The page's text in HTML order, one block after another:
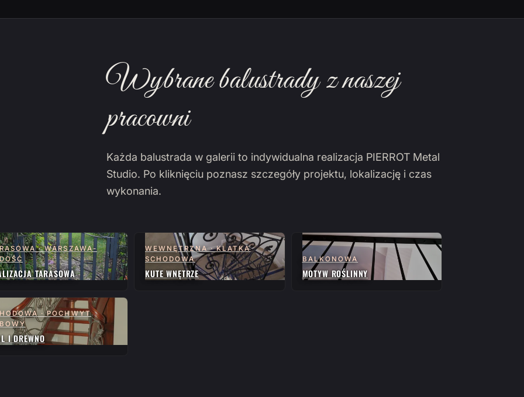
Wybrane balustrady z naszej
pracowni
Każda balustrada w galerii to indywidualna realizacja PIERROT Metal
Studio. Po kliknięciu poznasz szczegóły projektu, lokalizację i czas
wykonania.
· WARSZAWA-
TARASOWA
WEWNĘTRZNA · KLATKA
SCHODOWA
KUTE WNĘTRZE
BALKONOWA
MOTYW ROŚLINNY
· POCHWYT
I DREWNO